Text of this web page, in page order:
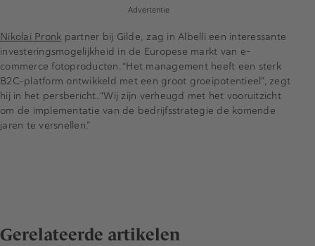
Advertentie
Nikolai Pronk partner bij Gilde, zag in Albelli een interessante
investeringsmogelijkheid in de Europese markt van e-
commerce fotoproducten. “Het management heeft een sterk
B2C-platform ontwikkeld met een groot groeipotentieel”, zegt
hij in het persbericht. “Wij zijn verheugd met het vooruitzicht
om de implementatie van de bedrijfsstrategie de komende
jaren te versnellen.”
Gerelateerde artikelen